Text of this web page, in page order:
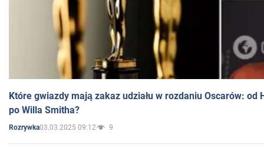
Które gwiazdy mają zakaz udziału w rozdaniu Oscarów: od
po Willa Smitha?
Rozrywka03.03.2025 09:12 9